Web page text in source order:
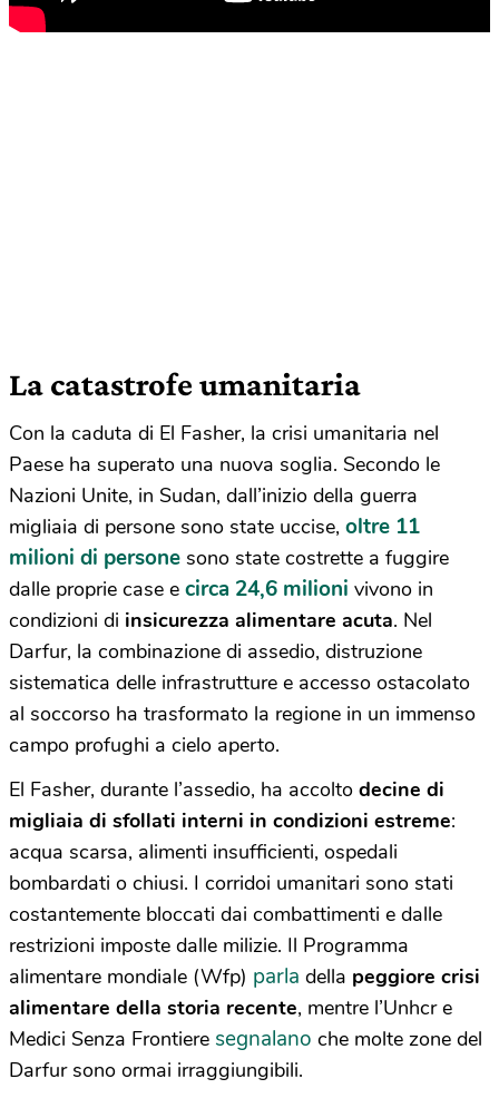
La catastrofe umanitaria
Con la caduta di El Fasher, la crisi umanitaria nel
Paese ha superato una nuova soglia. Secondo le
Nazioni Unite, in Sudan, dall’inizio della guerra
migliaia di persone sono state uccise, oltre 11
milioni di persone sono state costrette a fuggire
dalle proprie case e circa 24,6 milioni vivono in
condizioni di insicurezza alimentare acuta. Nel
Darfur, la combinazione di assedio, distruzione
sistematica delle infrastrutture e accesso ostacolato
al soccorso ha trasformato la regione in un immenso
campo profughi a cielo aperto.
El Fasher, durante l’assedio, ha accolto decine di
migliaia di sfollati interni in condizioni estreme:
acqua scarsa, alimenti insufficienti, ospedali
bombardati o chiusi. I corridoi umanitari sono stati
costantemente bloccati dai combattimenti e dalle
restrizioni imposte dalle milizie. Il Programma
alimentare mondiale (Wfp) parla della peggiore crisi
alimentare della storia recente, mentre l’Unhcr e
Medici Senza Frontiere segnalano che molte zone del
Darfur sono ormai irraggiungibili.